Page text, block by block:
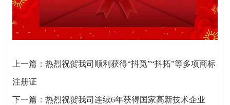
上一篇：热烈祝贺我司顺利获得“抖觅”“抖拓”等多项商标
注册证
下一篇：热烈祝贺我司连续6年获得国家高新技术企业